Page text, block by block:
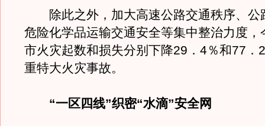
除此之外，加大高速公路交通秩序、公
危险化学品运输交通安全等集中整治力度，
市火灾起数和损失分别下降29．4％和77．
重特大火灾事故。
“一区四线”织密“水滴”安全网